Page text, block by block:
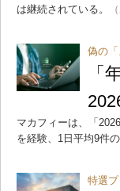
は継続されている。
偽の
「
マカフィーは、「
を経験、1日平均9件
特選